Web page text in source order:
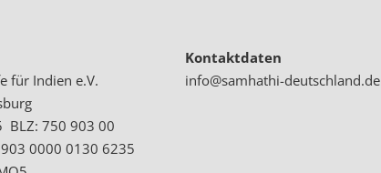
für Indien e.V.
BLZ: 750 903 00
0000 0130 6235
Kontaktdaten
info@samhathi-deutschland.de